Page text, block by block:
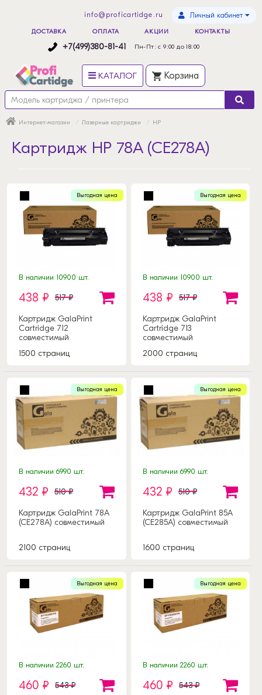
info@proficartidge.ru Личный кабинет
ДОСТАВКА ОПЛАТА АКЦИИ КОНТАКТЫ
+7(499)380-81-41 Пн-Пт: с 9:00 до 18:00
КАТАЛОГ Корзина
Интернет-магазин Лазерные картриджи HP
Картридж HP 78A (CE278A)
Выгодная цена
В наличии 10900 шт.
438 ₽ 517 ₽
Картридж GalaPrint
Cartridge 712
совместимый
1500 страниц
Выгодная цена
В наличии 10900 шт.
438 ₽ 517 ₽
Картридж GalaPrint
Cartridge 713
совместимый
2000 страниц
Выгодная цена
В наличии 6990 шт.
432 ₽ 510 ₽
Картридж GalaPrint 78A
(CE278A) совместимый
2100 страниц
Выгодная цена
В наличии 6990 шт.
432 ₽ 510 ₽
Картридж GalaPrint 85A
(CE285A) совместимый
1600 страниц
Выгодная цена
В наличии 2260 шт.
460 ₽ 543 ₽
Выгодная цена
В наличии 2260 шт.
460 ₽ 543 ₽